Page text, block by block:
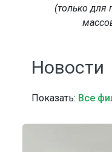
(только для
Новости
Показать: Все